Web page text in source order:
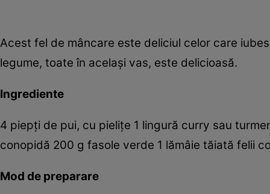
Acest fel de mâncare este deliciul celor care
legume, toate în acelaşi vas, este delicioasă.
Ingrediente
4 piepţi de pui, cu pieliţe 1 lingură curry sau
conopidă 200 g fasole verde 1 lămâie tăiată felii
Mod de preparare